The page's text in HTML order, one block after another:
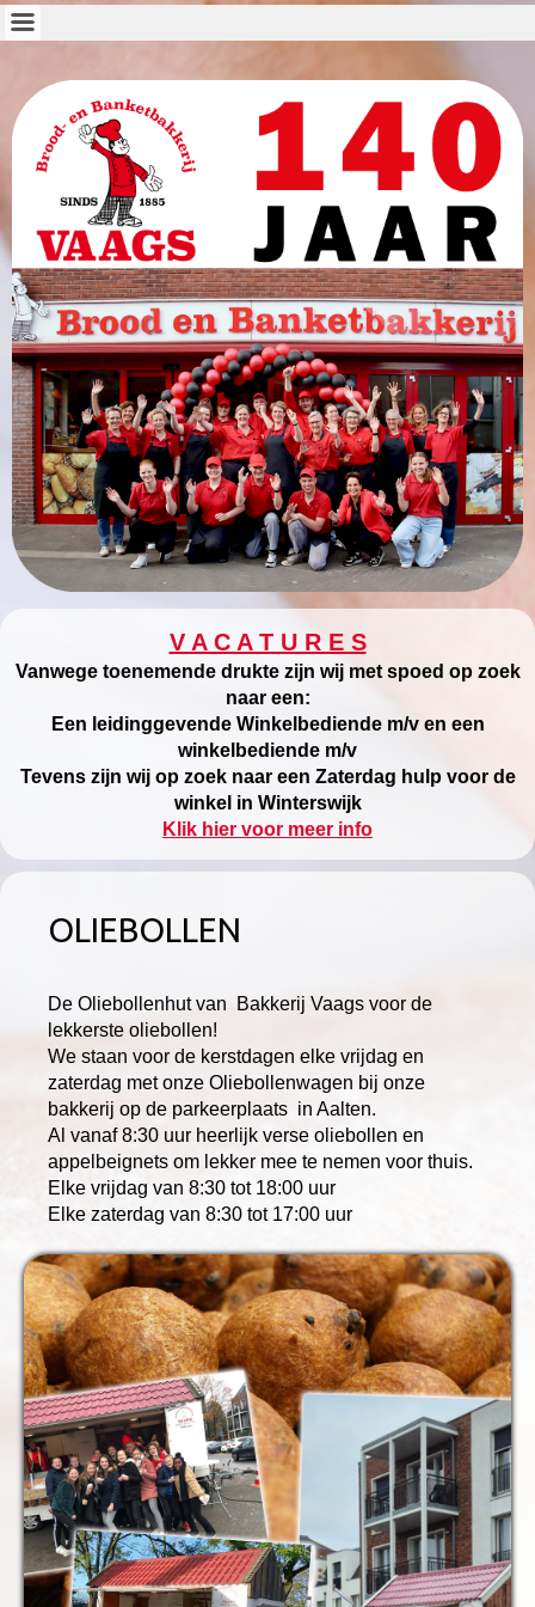
V A C A T U R E S
Vanwege toenemende drukte zijn wij met spoed op zoek
naar een:
Een leidinggevende Winkelbediende m/v en een
winkelbediende m/v
Tevens zijn wij op zoek naar een Zaterdag hulp voor de
winkel in Winterswijk
Klik hier voor meer info
OLIEBOLLEN
De Oliebollenhut van Bakkerij Vaags voor de
lekkerste oliebollen!
We staan voor de kerstdagen elke vrijdag en
zaterdag met onze Oliebollenwagen bij onze
bakkerij op de parkeerplaats in Aalten.
Al vanaf 8:30 uur heerlijk verse oliebollen en
appelbeignets om lekker mee te nemen voor thuis.
Elke vrijdag van 8:30 tot 18:00 uur
Elke zaterdag van 8:30 tot 17:00 uur